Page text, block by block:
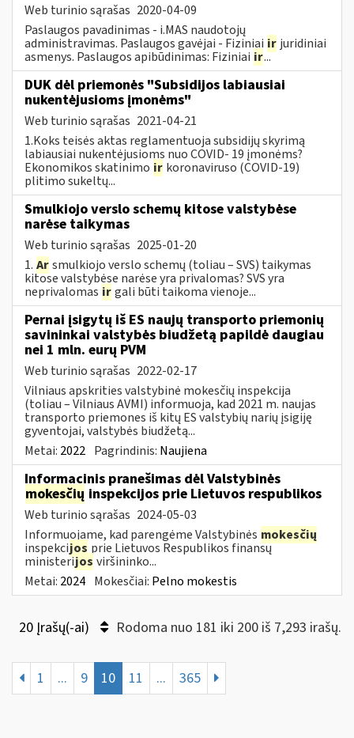
Web turinio sąrašas 2020-04-09
Paslaugos pavadinimas - i.MAS naudotojų
administravimas. Paslaugos gavėjai - Fiziniai ir juridiniai
asmenys. Paslaugos apibūdinimas: Fiziniai ir...
DUK dėl priemonės "Subsidijos labiausiai
nukentėjusioms įmonėms"
Web turinio sąrašas 2021-04-21
1.Koks teisės aktas reglamentuoja subsidijų skyrimą
labiausiai nukentėjusioms nuo COVID- 19 įmonėms?
Ekonomikos skatinimo ir koronaviruso (COVID-19)
plitimo sukeltų...
Smulkiojo verslo schemų kitose valstybėse
narėse taikymas
Web turinio sąrašas 2025-01-20
1. Arsmulkiojo verslo schemų (toliau – SVS) taikymas
kitose valstybėse narėse yra privalomas? SVS yra
neprivalomas irgali būti taikoma vienoje...
Pernai įsigytų iš ES naujų transporto priemonių
savininkai valstybės biudžetą papildė daugiau
nei 1 mln. eurų PVM
Web turinio sąrašas 2022-02-17
Vilniaus apskrities valstybinė mokesčių inspekcija
(toliau – Vilniaus AVMI) informuoja, kad 2021 m. naujas
transporto priemones iš kitų ES valstybių narių įsigiję
gyventojai, valstybės biudžetą...
Metai: 2022 Pagrindinis: Naujiena
Informacinis pranešimas dėl Valstybinės
mokesčių inspekcijos prie Lietuvos respublikos
Web turinio sąrašas 2024-05-03
Informuojame, kad parengėme Valstybinės mokesčių
inspekcijos prie Lietuvos Respublikos finansų
ministerijos viršininko...
Metai: 2024 Mokesčiai: Pelno mokestis
20 Įrašų(-ai) Rodoma nuo 181 iki 200 iš 7,293 irašų.
1 ... 9 10 11 ... 365